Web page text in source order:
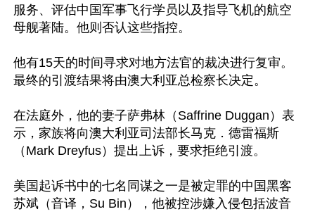
服务、评估中国军事飞行学员以及指导飞机的航空
母舰著陆。他则否认这些指控。
他有15天的时间寻求对地方法官的裁决进行复审。
最终的引渡结果将由澳大利亚总检察长决定。
在法庭外，他的妻子萨弗林（Saffrine Duggan）表
示，家族将向澳大利亚司法部长马克．德雷福斯
（Mark Dreyfus）提出上诉，要求拒绝引渡。
美国起诉书中的七名同谋之一是被定罪的中国黑客
苏斌（音译，Su Bin），他被控涉嫌入侵包括波音